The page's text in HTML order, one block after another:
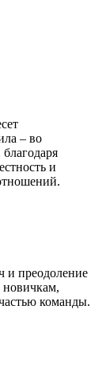
– во
и
и преодоление
команды.